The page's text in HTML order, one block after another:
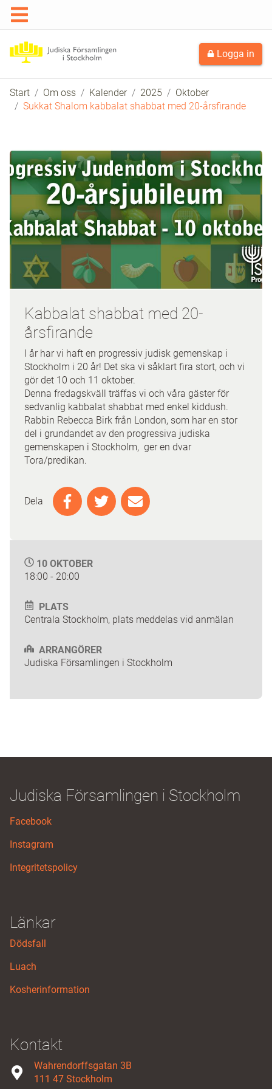
Logga in
Start Om oss Kalender 2025
Oktober
Sukkat Shalom kabbalat shabbat med 20-årsfirande
Kabbalat shabbat med 20-
årsfirande
I år har vi haft en progressiv judisk gemenskap i
Stockholm i 20 år! Det ska vi såklart fira stort, och vi
gör det 10 och 11 oktober.
Denna fredagskväll träffas vi och våra gäster för
sedvanlig kabbalat shabbat med enkel kiddush.
Rabbin Rebecca Birk från London, som har en stor
del i grundandet av den progressiva judiska
gemenskapen i Stockholm, ger en dvar
Tora/predikan.
Dela
10 OKTOBER
18:00 - 20:00
PLATS
Centrala Stockholm, plats meddelas vid anmälan
ARRANGÖRER
Judiska Församlingen i Stockholm
Judiska Församlingen i Stockholm
Facebook
Instagram
Integritetspolicy
Länkar
Dödsfall
Luach
Kosherinformation
Kontakt
Wahrendorffsgatan 3B
111 47 Stockholm